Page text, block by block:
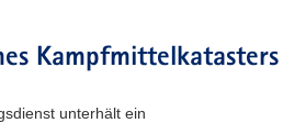
Kampfmittelkatasters
unterhält ein